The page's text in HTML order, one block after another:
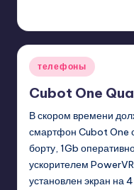
Posted
in
телефоны
Cubot One
В скором времени
смартфон Cubot One
борту, 1Gb
ускорителем
установлен экран на